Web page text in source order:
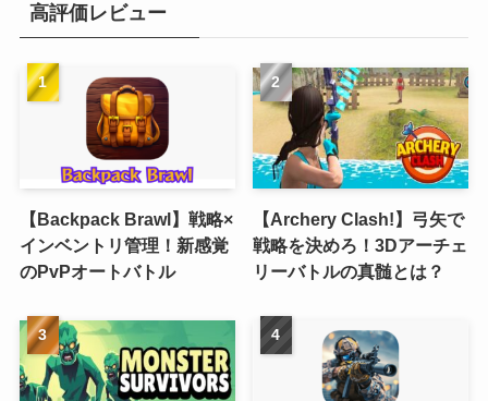
高評価レビュー
【Backpack Brawl】戦略×
インベントリ管理！新感覚
のPvPオートバトル
【Archery Clash!】弓矢で
戦略を決めろ！3Dアーチェ
リーバトルの真髄とは？